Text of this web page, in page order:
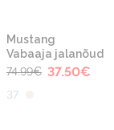
-50%
Mustang
Vabaaja jalanõud
74.99€ 37.50€
37